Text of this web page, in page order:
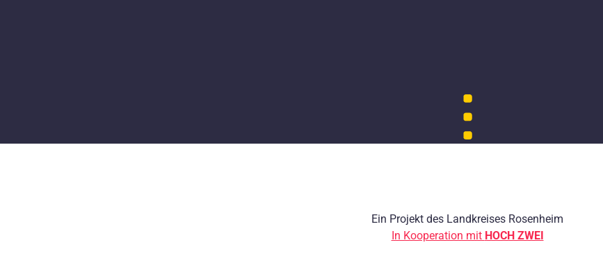
Ein Projekt des Landkreises Rosenheim
In Kooperation mit HOCH ZWEI